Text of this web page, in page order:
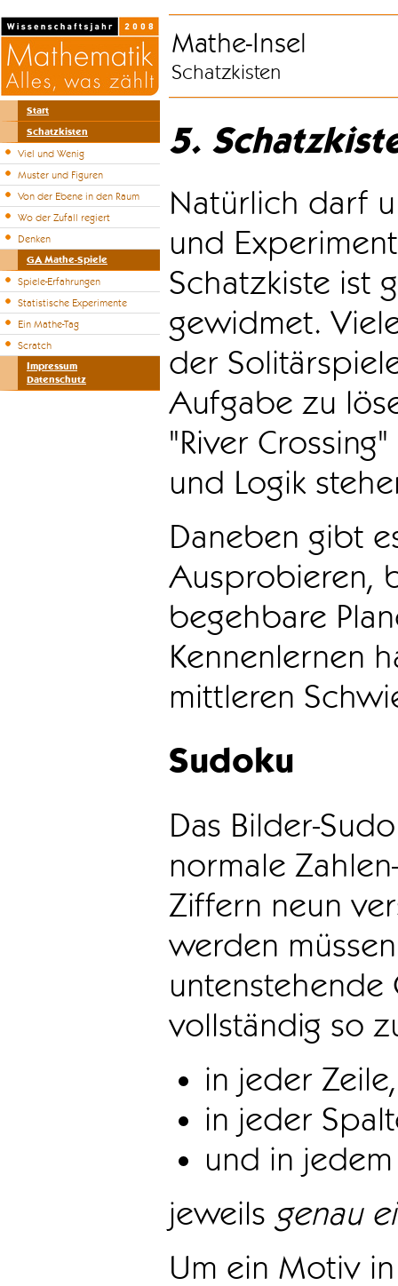
Start
Schatzkisten
Viel und Wenig
Muster und Figuren
Von der Ebene in den Raum
Wo der Zufall regiert
Denken
GA Mathe-Spiele
Spiele-Erfahrungen
Statistische Experimente
Ein Mathe-Tag
Scratch
Impressum
Datenschutz
Mathe-Insel
Schatzkisten
5.
Natürlich darf
und
Schatzkiste ist
gewidmet.
der
Aufgabe zu
"River
und Logik
Daneben gibt
Ausprobieren,
begehbare
Kennenlernen
mittleren
Sudoku
Das Bilder-
normale
Ziffern neun
werden
vollständig so
in jeder Zeile,
in jeder
und in
jeweils genau
Um ein Motiv